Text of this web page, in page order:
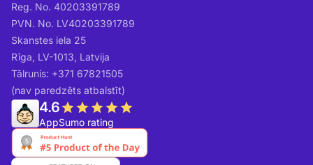
Reg. No. 40203391789
PVN. No. LV40203391789
Skanstes iela 25
Rīga, LV-1013, Latvija
Tālrunis: +371 67821505
(nav paredzēts atbalstīt)
4.6
AppSumo rating